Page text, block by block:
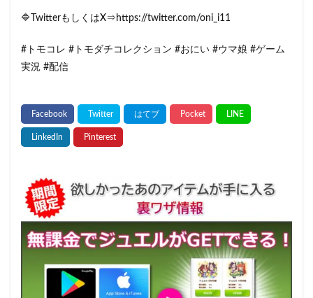
🔷TwitterもしくはX⇒https://twitter.com/oni_i11
#トモコレ #トモダチコレクション #おにい #ウマ娘 #ゲーム
実況 #配信